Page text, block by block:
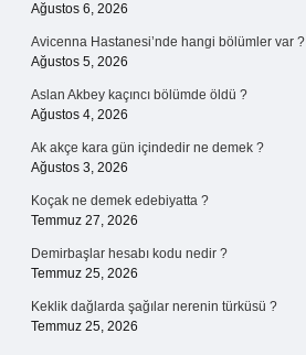
Ağustos 6, 2026
Avicenna Hastanesi’nde hangi bölümler var ?
Ağustos 5, 2026
Aslan Akbey kaçıncı bölümde öldü ?
Ağustos 4, 2026
Ak akçe kara gün içindedir ne demek ?
Ağustos 3, 2026
Koçak ne demek edebiyatta ?
Temmuz 27, 2026
Demirbaşlar hesabı kodu nedir ?
Temmuz 25, 2026
Keklik dağlarda şağılar nerenin türküsü ?
Temmuz 25, 2026